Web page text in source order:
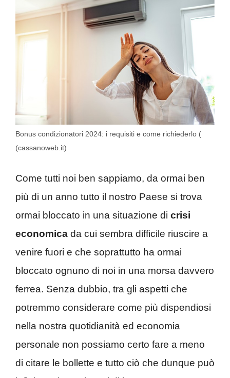
Bonus condizionatori 2024: i requisiti e come richiederlo (
(cassanoweb.it)
Come tutti noi ben sappiamo, da ormai ben
più di un anno tutto il nostro Paese si trova
ormai bloccato in una situazione di crisi
economica da cui sembra difficile riuscire a
venire fuori e che soprattutto ha ormai
bloccato ognuno di noi in una morsa davvero
ferrea. Senza dubbio, tra gli aspetti che
potremmo considerare come più dispendiosi
nella nostra quotidianità ed economia
personale non possiamo certo fare a meno
di citare le bollette e tutto ciò che dunque può